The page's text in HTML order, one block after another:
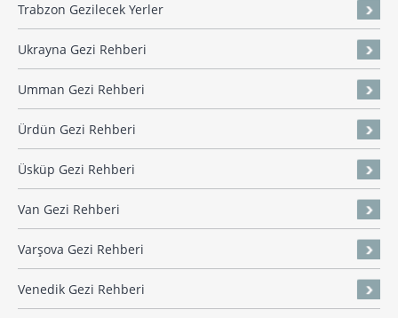
Trabzon Gezilecek Yerler
Ukrayna Gezi Rehberi
Umman Gezi Rehberi
Ürdün Gezi Rehberi
Üsküp Gezi Rehberi
Van Gezi Rehberi
Varşova Gezi Rehberi
Venedik Gezi Rehberi